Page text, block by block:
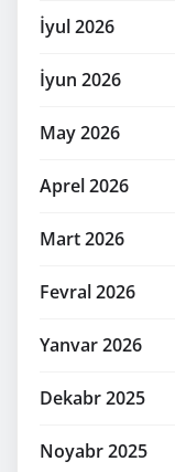
İyul 2026
İyun 2026
May 2026
Aprel 2026
Mart 2026
Fevral 2026
Yanvar 2026
Dekabr 2025
Noyabr 2025